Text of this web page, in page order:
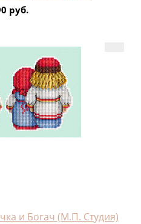
руб.
и Богач (М.П. Студия)